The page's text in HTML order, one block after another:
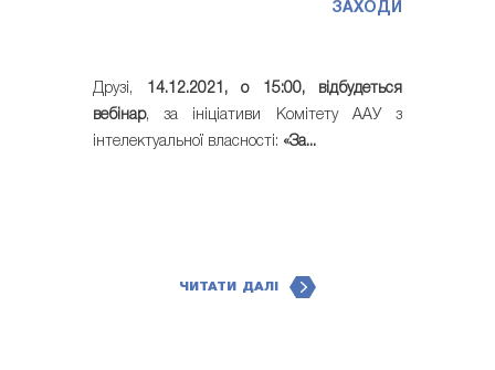
ЗАХОДИ
Друзі,
14.12.2021, о 15:00, відбудеться
вебінар, за ініціативи Комітету ААУ з
інтелектуальної власності: «За...
ЧИТАТИ ДАЛІ